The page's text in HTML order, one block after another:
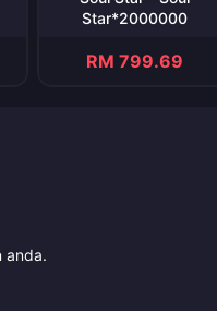
Star*2000000
RM 799.69
anda.